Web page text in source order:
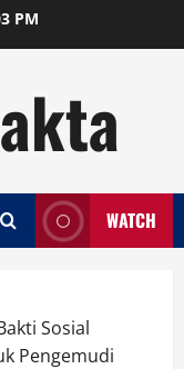
PM
WATCH
Sosial
Pengemudi